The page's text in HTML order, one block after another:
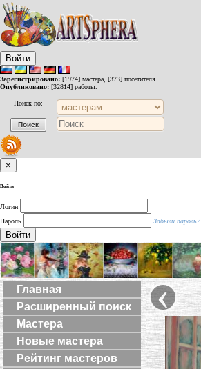
Войти
Зарегистрировано: [1974] мастера, [373] посетителя.
Опубликовано: [32814] работы.
Поиск по:
×
Войти
Логин
Пароль
Забыли пароль?
Войти
Главная
Расширенный поиск
Мастера
Новые мастера
Рейтинг мастеров
‹